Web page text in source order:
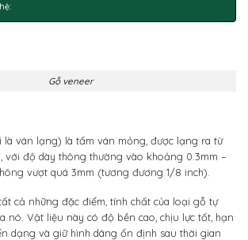
Gỗ veneer
là ván lạng) là tấm ván mỏng, được lạng ra từ
với độ dày thông thường vào khoảng 0.3mm –
vượt quá 3mm (tương đương 1/8 inch).
cả những đặc điểm, tính chất của loại gỗ tự
nó. Vật liệu này có độ bền cao, chịu lực tốt, hạn
dạng và giữ hình dáng ổn định sau thời gian